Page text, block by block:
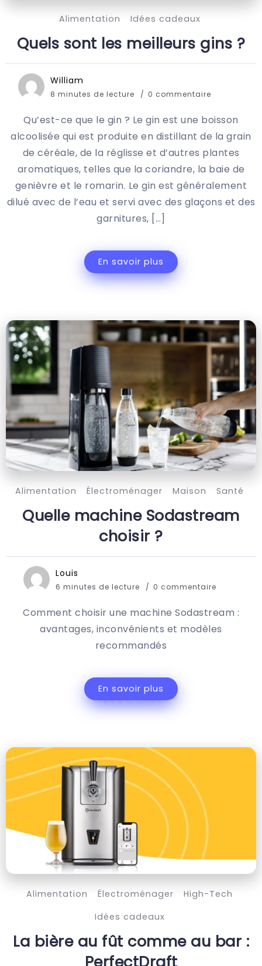
Alimentation Idées cadeaux
Quels sont les meilleurs gins ?
William
8 minutes de lecture 0 commentaire
Qu’est-ce que le gin ? Le gin est une boisson
alcoolisée qui est produite en distillant de la grain
de céréale, de la réglisse et d’autres plantes
aromatiques, telles que la coriandre, la baie de
genièvre et le romarin. Le gin est généralement
dilué avec de l’eau et servi avec des glaçons et des
garnitures, […]
En savoir plus
Alimentation Électroménager Maison Santé
Quelle machine Sodastream
choisir ?
Louis
6 minutes de lecture 0 commentaire
Comment choisir une machine Sodastream :
avantages, inconvénients et modèles
recommandés
En savoir plus
Alimentation Électroménager
High-Tech
Idées cadeaux
La bière au fût comme au bar :
PerfectDraft